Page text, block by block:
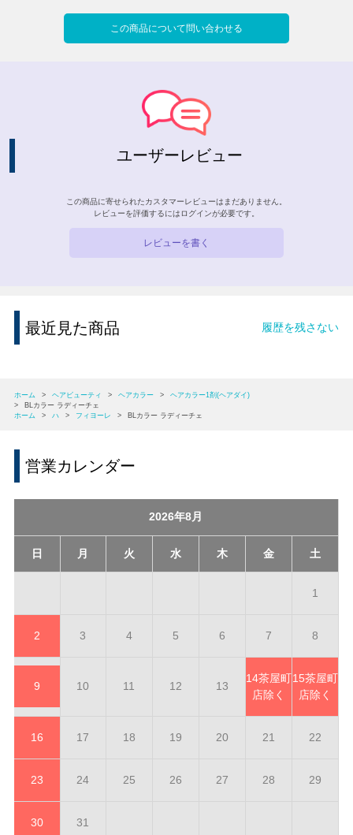
この商品について問い合わせる
ユーザーレビュー
この商品に寄せられたカスタマーレビューはまだありません。
レビューを評価するには ログインが必要です。
レビューを書く
最近見た商品 履歴を残さない
ホーム > ヘアビューティ > ヘアカラー >
ヘアカラー1剤(ヘアダイ)
>
BLカラー ラディーチェ
ホーム
> ハ > フィヨーレ > BLカラー ラディーチェ
営業カレンダー
2026年8月
日 月 火 水 木 金 土
1
2 3 4 5 6 7 8
9 10 11 12 13
14茶屋町
店除く
15茶屋町
店除く
16 17 18 19 20 21 22
23 24 25 26 27 28 29
30 31